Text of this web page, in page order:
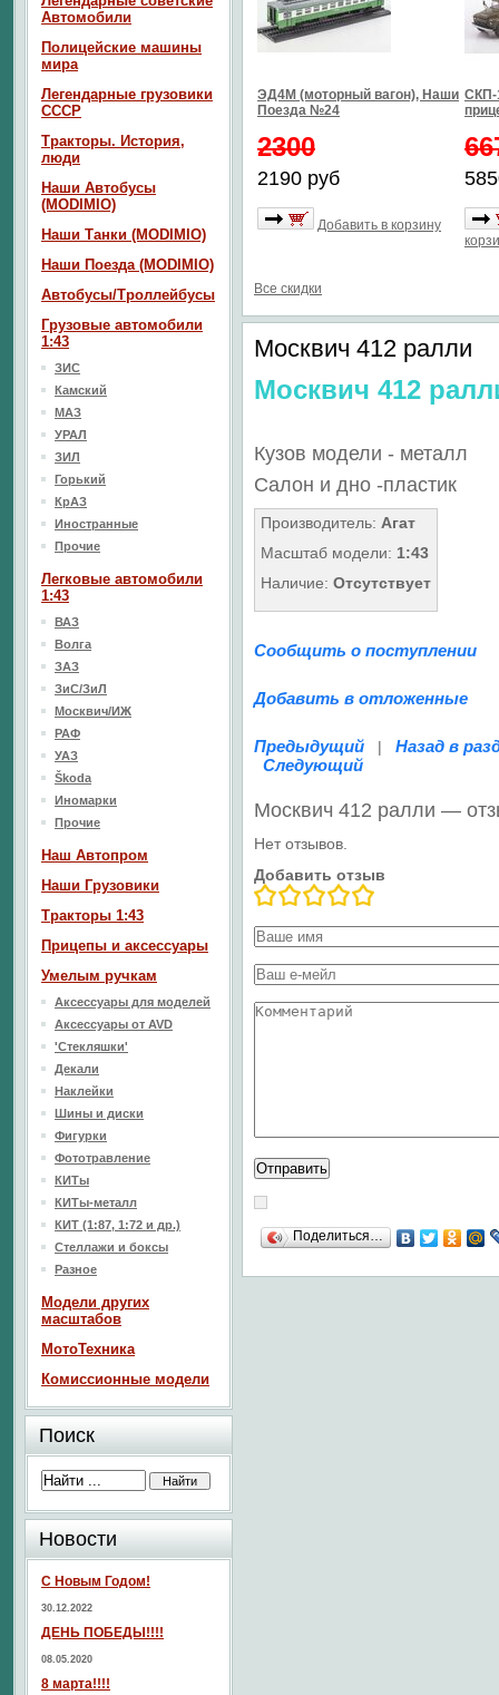
ЭД4М (моторный вагон), Наши
Поезда №24
2300
2190 руб
Добавить в корзину
СКП-
Все скидки
Москвич 412 ралли
Москвич 412
Кузов модели - металл
Салон и дно -пластик
Производитель: Агат
Масштаб модели: 1:43
Наличие: Отсутствует
Сообщить о поступлении
Добавить в отложенные
Предыдущий | Назад в
Следующий
Москвич 412 ралли —
Нет отзывов.
Добавить отзыв
Поделиться…
Автомобили
Полицейские машины
мира
Легендарные грузовики
СССР
Тракторы. История,
люди
Наши Автобусы
(MODIMIO)
Наши Танки (MODIMIO)
Наши Поезда (MODIMIO)
Автобусы/Троллейбусы
Грузовые автомобили
1:43
ЗИС
Камский
МАЗ
УРАЛ
ЗИЛ
Горький
КрАЗ
Иностранные
Прочие
Легковые автомобили
1:43
ВАЗ
Волга
ЗАЗ
ЗиС/ЗиЛ
Москвич/ИЖ
РАФ
УАЗ
Škoda
Иномарки
Прочие
Наш Aвтопром
Наши Грузовики
Тракторы 1:43
Прицепы и аксессуары
Умелым ручкам
Аксессуары для моделей
Аксессуары от AVD
'Стекляшки'
Декали
Наклейки
Шины и диски
Фигурки
Фототравление
КИТы
КИТы-металл
КИТ (1:87, 1:72 и др.)
Стеллажи и боксы
Разное
Модели других
масштабов
МотоТехника
Комиссионные модели
Поиск
Новости
С Новым Годом!
30.12.2022
ДЕНЬ ПОБЕДЫ!!!!
08.05.2020
8 марта!!!!